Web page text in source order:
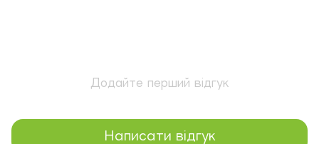
Додайте перший відгук
Написати відгук